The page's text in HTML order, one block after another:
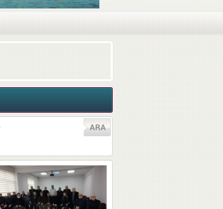
VİDEO GALERİSİ İLETİŞİM